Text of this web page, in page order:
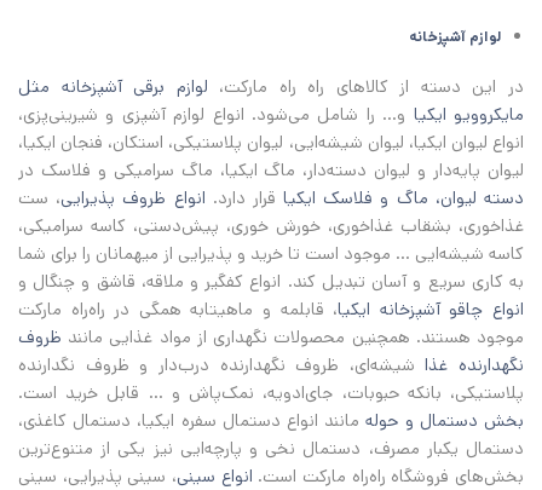
لوازم‌ آشپزخانه
در این دسته از کالاهای راه راه مارکت، لوازم برقی آشپزخانه مثل
مایکروویو ایکیا و... را شامل می‌شود. انواع لوازم آشپزی و شیرینی‌پزی،
انواع لیوان ایکیا، لیوان شیشه‌ایی، لیوان پلاستیکی، استکان، فنجان ایکیا،
لیوان پایه‌دار و لیوان دسته‌دار، ماگ ایکیا، ماگ سرامیکی و فلاسک در
دسته لیوان، ماگ و فلاسک ایکیاقرار دارد. انواع ظروف پذیرایی، ست
غذاخوری، بشقاب غذاخوری، خورش خوری، پیش‌دستی، کاسه سرامیکی،
کاسه شیشه‌ایی ... موجود است تا خرید و پذیرایی از میهمانان را برای شما
به کاری سریع و آسان تبدیل کند. انواع کفگیر و ملاقه، قاشق و چنگال و
انواع چاقو آشپزخانه ایکیا، قابلمه و ماهیتابه همگی در راه‌راه مارکت
موجود هستند. همچنین محصولات نگهداری از مواد غذایی مانند ظروف
نگهدارنده غذاشیشه‌ای، ظروف نگهدارنده درب‌دار و ظروف نگدارنده
پلاستیکی، بانکه حبوبات، جای‌ادویه، نمک‌پاش و ... قابل خرید است.
بخش دستمال و حولهمانند انواع دستمال سفره ایکیا، دستمال کاغذی،
دستمال یکبار مصرف، دستمال نخی و پارچه‌ایی نیز یکی از متنوع‌ترین
بخش‌های فروشگاه راه‌راه مارکت است. انواع سینی، سینی پذیرایی، سینی